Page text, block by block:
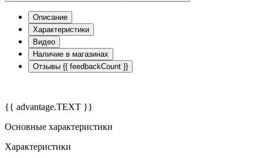
Описание
Характеристики
Видео
Наличие в магазинах
Отзывы {{ feedbackCount }}
{{ advantage.TEXT }}
Основные характеристики
Характеристики